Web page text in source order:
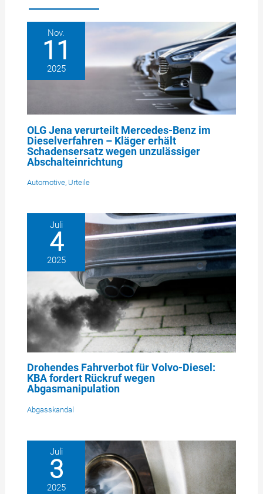
Nov.
11
2025
OLG Jena verurteilt Mercedes-Benz im
Dieselverfahren – Kläger erhält
Schadensersatz wegen unzulässiger
Abschalteinrichtung
Automotive, Urteile
Juli
4
2025
Drohendes Fahrverbot für Volvo-Diesel:
KBA fordert Rückruf wegen
Abgasmanipulation
Abgasskandal
Juli
3
2025